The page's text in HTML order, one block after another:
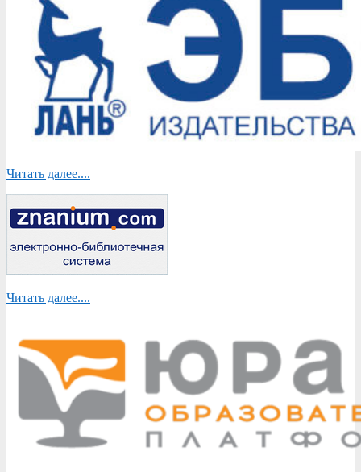
Читать далее....
Читать далее....